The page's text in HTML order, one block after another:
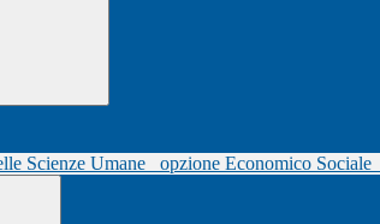
Scienze Umane opzione Economico Sociale